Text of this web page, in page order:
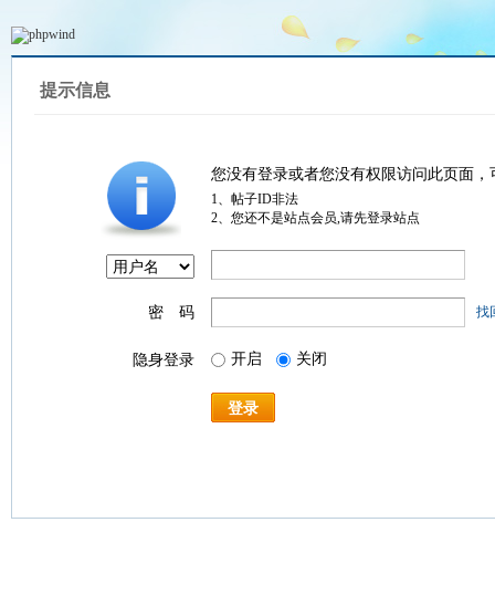
提示信息
您没有登录或者您没有权限访问此页面
1、帖子ID非法
2、您还不是站点会员,请先登录站点
密 码 找
隐身登录 开启 关闭
登录